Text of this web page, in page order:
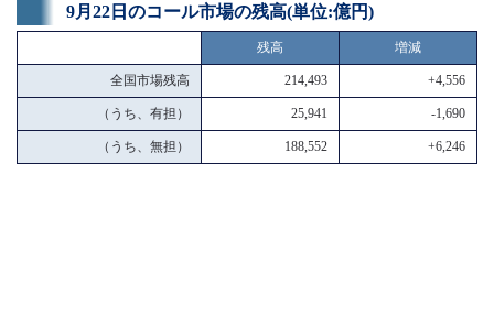
9月22日のコール市場の残高(単位:億円)
残高 増減
全国市場残高 214,493 +4,556
（うち、有担） 25,941 -1,690
（うち、無担） 188,552 +6,246